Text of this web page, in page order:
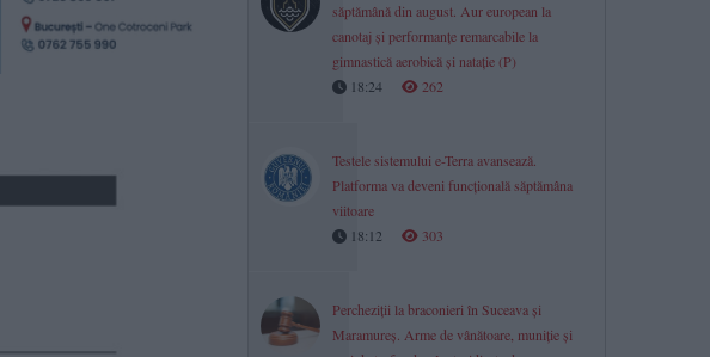
săptămână din august. Aur european la
canotaj și performanțe remarcabile la
gimnastică aerobică și natație (P)
18:24
262
Testele sistemului e-Terra avansează.
Platforma va deveni funcțională săptămâna
viitoare
18:12
303
Percheziții la braconieri în Suceava și
Maramureș. Arme de vânătoare, muniție și